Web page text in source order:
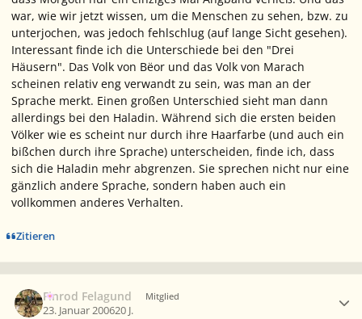
war, wie wir jetzt wissen, um die Menschen zu sehen, bzw. zu
unterjochen, was jedoch fehlschlug (auf lange Sicht gesehen).
Interessant finde ich die Unterschiede bei den "Drei
Häusern". Das Volk von Bëor und das Volk von Marach
scheinen relativ eng verwandt zu sein, was man an der
Sprache merkt. Einen großen Unterschied sieht man dann
allerdings bei den Haladin. Während sich die ersten beiden
Völker wie es scheint nur durch ihre Haarfarbe (und auch ein
bißchen durch ihre Sprache) unterscheiden, finde ich, dass
sich die Haladin mehr abgrenzen. Sie sprechen nicht nur eine
gänzlich andere Sprache, sondern haben auch ein
vollkommen anderes Verhalten.
Zitieren
Finrod Felagund Mitglied
23. Januar 200620 J.